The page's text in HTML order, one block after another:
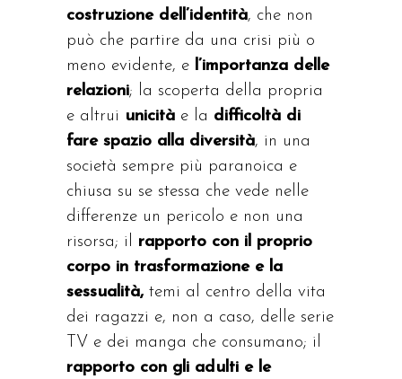
costruzione dell’identi­tà, che non
può che partire da una crisi più o
meno evidente, e l’importanza delle
relazioni; la scoperta della propria
e altrui unicità e la difficoltà di
fare spazio alla diversità, in una
società sempre più paranoica e
chiusa su se stessa che vede nelle
diffe­renze un pericolo e non una
risorsa; il rapporto con il proprio
corpo in trasformazione e la
sessualità, temi al centro della vita
dei ragazzi e, non a caso, delle serie
TV e dei manga che consu­mano; il
rapporto con gli adulti e le